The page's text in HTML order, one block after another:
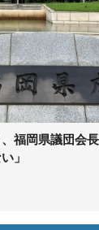
福岡県議団会
」